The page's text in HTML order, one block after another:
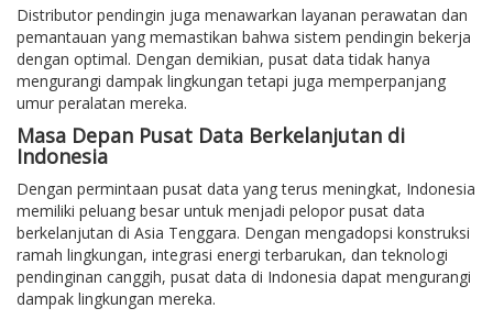
Distributor pendingin juga menawarkan layanan perawatan dan
pemantauan yang memastikan bahwa sistem pendingin bekerja
dengan optimal. Dengan demikian, pusat data tidak hanya
mengurangi dampak lingkungan tetapi juga memperpanjang
umur peralatan mereka.
Masa Depan Pusat Data Berkelanjutan di
Indonesia
Dengan permintaan pusat data yang terus meningkat, Indonesia
memiliki peluang besar untuk menjadi pelopor pusat data
berkelanjutan di Asia Tenggara. Dengan mengadopsi konstruksi
ramah lingkungan, integrasi energi terbarukan, dan teknologi
pendinginan canggih, pusat data di Indonesia dapat mengurangi
dampak lingkungan mereka.